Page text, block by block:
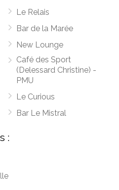
Le Relais
Bar de la Marée
New Lounge
Café des Sport
(Delessard Christine) -
PMU
Le Curious
Bar Le Mistral
: